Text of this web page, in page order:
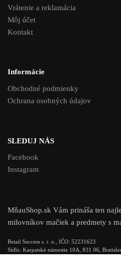
Vrátenie a reklamácia
Môj účet
Kontakt
Informácie
Obchodné podmienky
Ochrana osobných údajov
SLEDUJ NÁS
Facebook
Instagram
MňauShop.sk Vám prináša ten
milovníkov mačiek a predmety s
Retail Success s. r. o., IČO: 52231623
Sídlo: Karpatské námestie 10A, 831 06,